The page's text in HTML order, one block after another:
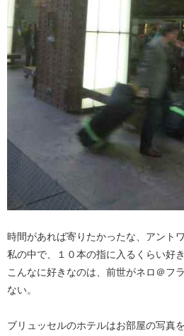
時間があれば寄りたかったな、アント
私の中で、１０本の指に入るくらい好き
こんなに好きなのは、前世がネロ＠フ
ない。
ブリュッセルのホテルはお部屋の写真